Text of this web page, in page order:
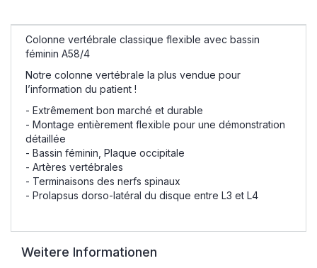
Colonne vertébrale classique flexible avec bassin
féminin A58/4
Notre colonne vertébrale la plus vendue pour
l’information du patient !
- Extrêmement bon marché et durable
- Montage entièrement flexible pour une démonstration
détaillée
- Bassin féminin, Plaque occipitale
- Artères vertébrales
- Terminaisons des nerfs spinaux
- Prolapsus dorso-latéral du disque entre L3 et L4
Weitere Informationen